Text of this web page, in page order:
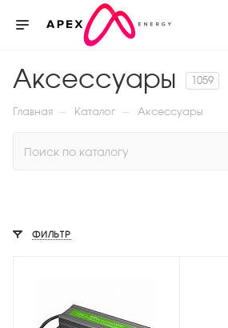
Аксессуары 1059
Главная — Каталог — Аксессуары
ФИЛЬТР